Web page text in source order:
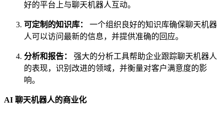
好的平台上与聊天机器人互动。
可定制的知识库：
一个组织良好的知识库确保聊天机器
人可以访问最新的信息，并提供准确的回应。
分析和报告：
强大的分析工具帮助企业跟踪聊天机器人
的表现，识别改进的领域，并衡量对客户满意度的影
响。
AI 聊天机器人的商业化